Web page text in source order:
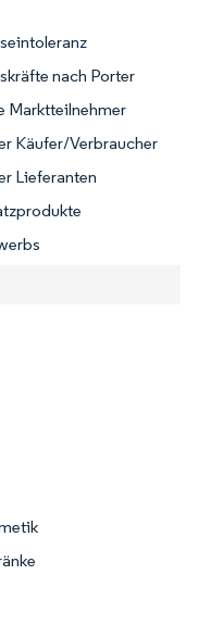
nach Porter
Marktteilnehmer
Käufer/Verbraucher
Lieferanten